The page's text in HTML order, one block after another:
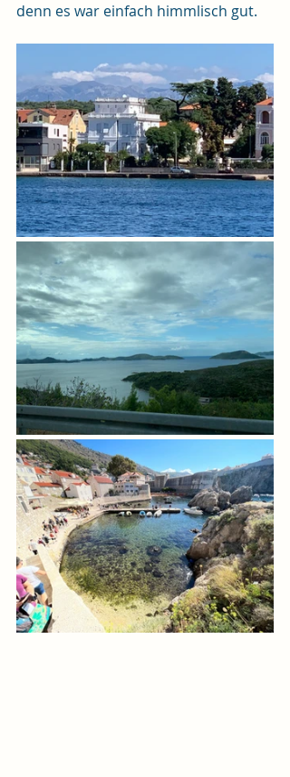
denn es war einfach himmlisch gut.